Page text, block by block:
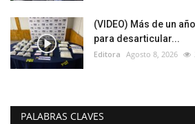
(VIDEO) Más de un
para desarticular...
Editora Agosto 8, 2026
PALABRAS CLAVES